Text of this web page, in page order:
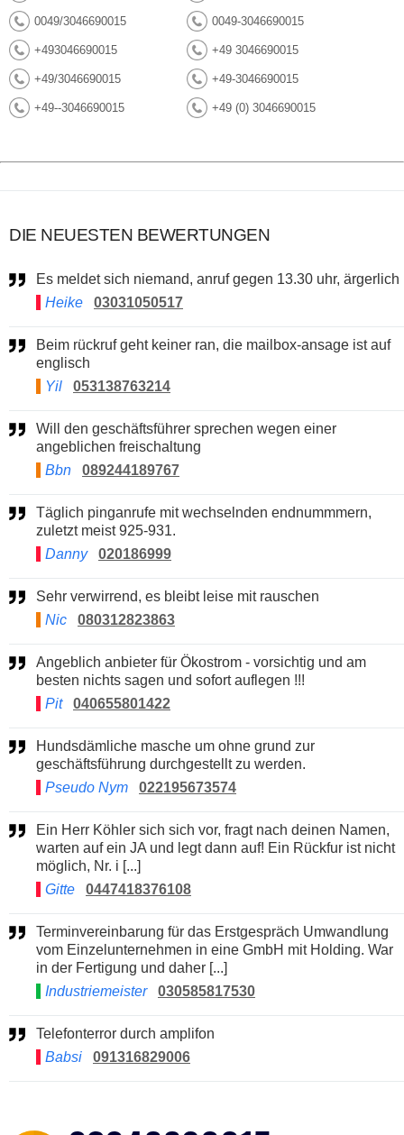
0049/3046690015 0049-3046690015
+493046690015 +49 3046690015
+49/3046690015 +49-3046690015
+49--3046690015 +49 (0) 3046690015
DIE NEUESTEN BEWERTUNGEN
Es meldet sich niemand, anruf gegen 13.30 uhr, ärgerlich
Heike
03031050517
Beim rückruf geht keiner ran, die mailbox-ansage ist auf
englisch
Yil
053138763214
Will den geschäftsführer sprechen wegen einer
angeblichen freischaltung
Bbn
089244189767
Täglich pinganrufe mit wechselnden endnummmern,
zuletzt meist 925-931.
Danny
020186999
Sehr verwirrend, es bleibt leise mit rauschen
Nic
080312823863
Angeblich anbieter für Ökostrom - vorsichtig und am
besten nichts sagen und sofort auflegen !!!
Pit
040655801422
Hundsdämliche masche um ohne grund zur
geschäftsführung durchgestellt zu werden.
Pseudo Nym
022195673574
Ein Herr Köhler sich sich vor, fragt nach deinen Namen,
warten auf ein JA und legt dann auf! Ein Rückfur ist nicht
möglich, Nr. i [...]
Gitte
0447418376108
Terminvereinbarung für das Erstgespräch Umwandlung
vom Einzelunternehmen in eine GmbH mit Holding. War
in der Fertigung und daher [...]
Industriemeister
030585817530
Telefonterror durch amplifon
Babsi
091316829006